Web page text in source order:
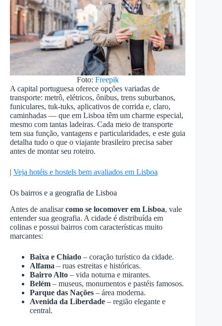
Foto: Freepik
A capital portuguesa oferece opções variadas de
transporte: metrô, elétricos, ônibus, trens suburbanos,
funiculares, tuk-tuks, aplicativos de corrida e, claro,
caminhadas — que em Lisboa têm um charme especial,
mesmo com tantas ladeiras. Cada meio de transporte
tem sua função, vantagens e particularidades, e este guia
detalha tudo o que o viajante brasileiro precisa saber
antes de montar seu roteiro.
| Veja hotéis e hostels bem avaliados em Lisboa
Os bairros e a geografia de Lisboa
Antes de analisarcomo se locomover em Lisboa, vale
entender sua geografia. A cidade é distribuída em
colinas e possui bairros com características muito
marcantes:
Baixa e Chiado – coração turístico da cidade.
Alfama – ruas estreitas e históricas.
Bairro Alto – vida noturna e mirantes.
Belém – museus, monumentos e pastéis famosos.
Parque das Nações – área moderna.
Avenida da Liberdade – região elegante e
central.